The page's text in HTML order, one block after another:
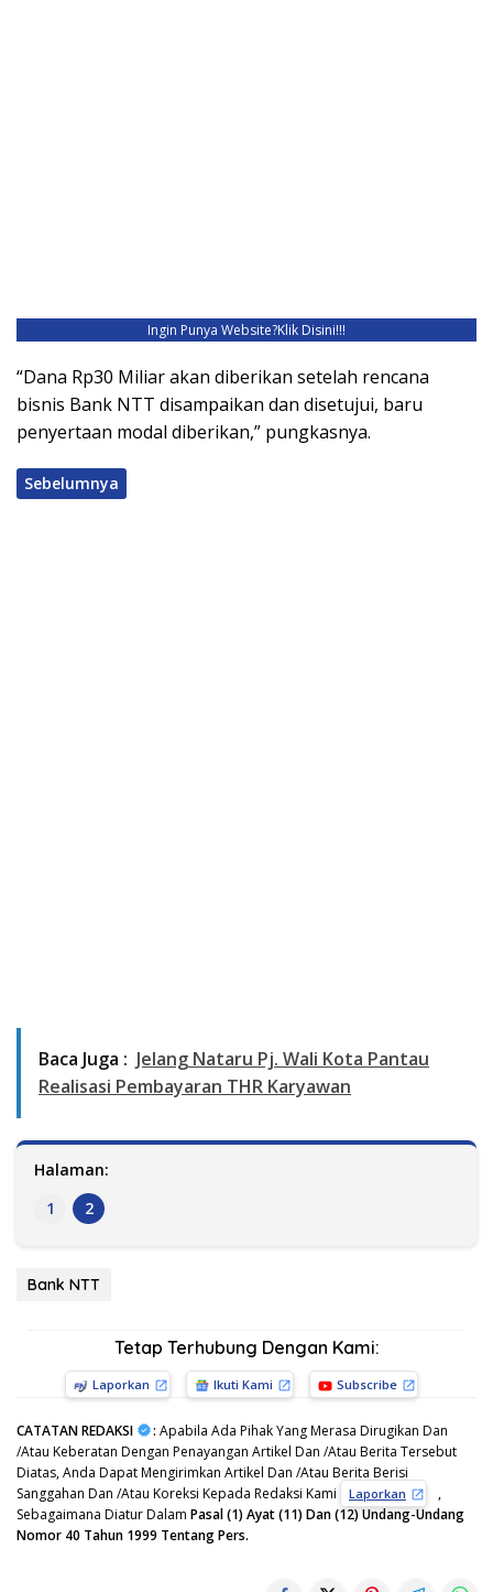
Ingin Punya Website?Klik Disini!!!
“Dana Rp30 Miliar akan diberikan setelah rencana
bisnis Bank NTT disampaikan dan disetujui, baru
penyertaan modal diberikan,” pungkasnya.
Sebelumnya
Baca Juga : Jelang Nataru Pj. Wali Kota Pantau
Realisasi Pembayaran THR Karyawan
Halaman:
1
2
Bank NTT
Tetap Terhubung Dengan Kami:
Laporkan Ikuti Kami Subscribe
CATATAN REDAKSI : Apabila Ada Pihak Yang Merasa Dirugikan Dan
/Atau Keberatan Dengan Penayangan Artikel Dan /Atau Berita Tersebut
Diatas, Anda Dapat Mengirimkan Artikel Dan /Atau Berita Berisi
Sanggahan Dan /Atau Koreksi Kepada Redaksi Kami
Laporkan
,
Sebagaimana Diatur Dalam Pasal (1) Ayat (11) Dan (12) Undang-Undang
Nomor 40 Tahun 1999 Tentang Pers.